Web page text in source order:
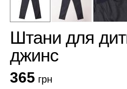
Штани для
джинс
365 грн